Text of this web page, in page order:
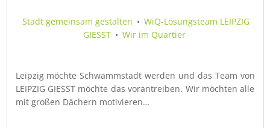
Stadt gemeinsam gestalten • WiQ-Lösungsteam LEIPZIG
GIESST • Wir im Quartier
Leipzig möchte Schwammstadt werden und das Team von
LEIPZIG GIESST möchte das vorantreiben. Wir möchten alle
mit großen Dächern motivieren…